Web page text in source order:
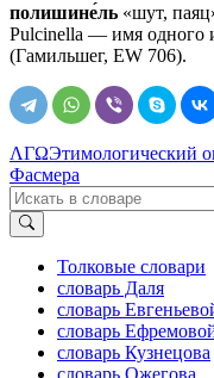
полишине́ль «шут,
Pulcinella — имя одного
(Гамильшег, ЕW 706).
ΛΓΩЭтимологический
Фасмера
Толковые словари
словарь Даля
словарь
словарь
словарь Кузнецова